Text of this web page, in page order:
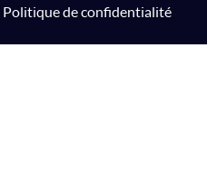
Politique de confidentialité